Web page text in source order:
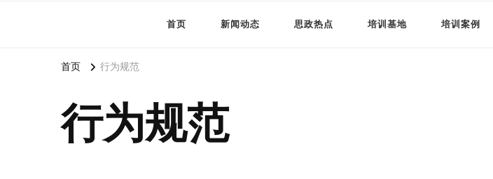
首页 新闻动态 思政热点 培训基地 培训案例
首页 行为规范
行为规范